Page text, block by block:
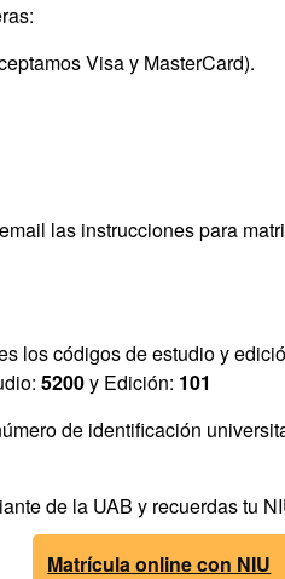
Visa y MasterCard).
las instrucciones para
los códigos de estudio y
5200y Edición: 101
de identificación
de la UAB y recuerdas tu
Matrícula online con NIU